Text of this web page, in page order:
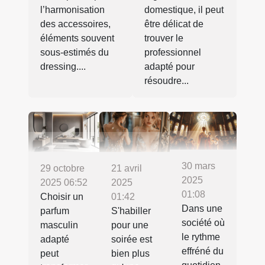
l’harmonisation
des accessoires,
éléments souvent
sous-estimés du
dressing....
domestique, il peut
être délicat de
trouver le
professionnel
adapté pour
résoudre...
29 octobre
2025 06:52
Choisir un
parfum
masculin
adapté
peut
21 avril
2025
01:42
S'habiller
pour une
soirée est
bien plus
30 mars
2025
01:08
Dans une
société où
le rythme
effréné du